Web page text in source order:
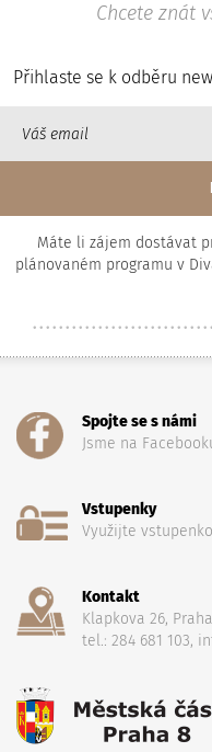
Chcete znát
Přihlaste se k odběru
Máte li zájem dostávat
plánovaném programu v
Spojte se s námi
Jsme na
Vstupenky
Využijte
Kontakt
Klapkova 26,
tel.: 284 681 103,